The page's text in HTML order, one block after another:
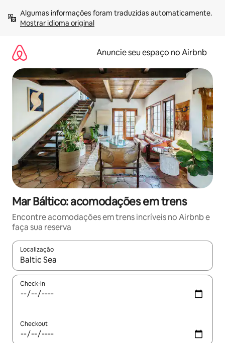
para
Mostrar idioma original
Anuncie seu espaço no Airbnb
Mar Báltico: acomodações em trens
Encontre acomodações em trens incríveis no Airbnb e
faça sua reserva
Localização
Quando os resultados estiverem disponíveis, explore-os
Check-in
Checkout